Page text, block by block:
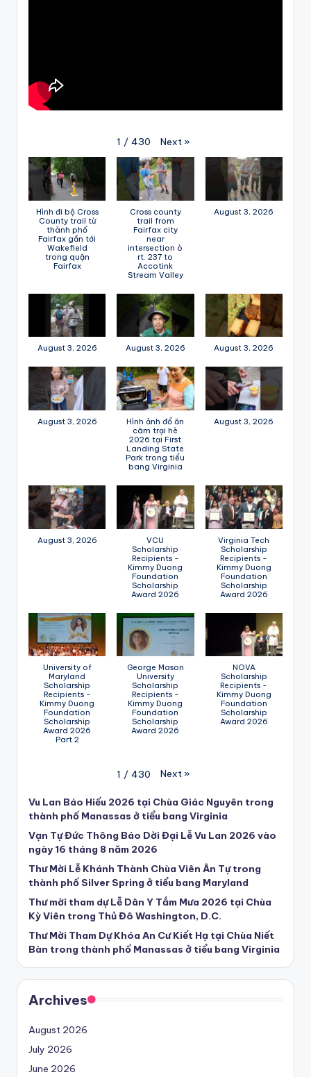
1 / 430 Next »
Hình đi bộ Cross
County trail từ
thành phố
Fairfax gần tới
Wakefield
trong quận
Fairfax
Cross county
trail from
Fairfax city
near
intersection ò
rt. 237 to
Accotink
Stream Valley
August 3, 2026
August 3, 2026 August 3, 2026 August 3, 2026
August 3, 2026
Hình ảnh đổ ăn
câm trại hè
2026 tại First
Landing State
Park trong tiểu
bang Virginia
August 3, 2026
August 3, 2026
VCU
Scholarship
Recipients -
Kimmy Duong
Foundation
Scholarship
Award 2026
Virginia Tech
Scholarship
Recipients -
Kimmy Duong
Foundation
Scholarship
Award 2026
University of
Maryland
Scholarship
Recipients -
Kimmy Duong
Foundation
Scholarship
Award 2026
Part 2
George Mason
University
Scholarship
Recipients -
Kimmy Duong
Foundation
Scholarship
Award 2026
NOVA
Scholarship
Recipients -
Kimmy Duong
Foundation
Scholarship
Award 2026
1 / 430 Next »
Vu Lan Báo Hiếu 2026 tại Chùa Giác Nguyên trong
thành phố Manassas ở tiểu bang Virginia
Vạn Tự Đức Thông Báo Dời Đại Lễ Vu Lan 2026 vào
ngày 16 tháng 8 năm 2026
Thư Mời Lễ Khánh Thành Chùa Viên Ân Tự trong
thành phố Silver Spring ở tiểu bang Maryland
Thư mời tham dự Lễ Dân Y Tắm Mưa 2026 tại Chùa
Kỳ Viên trong Thủ Đô Washington, D.C.
Thư Mời Tham Dự Khóa An Cư Kiết Hạ tại Chùa Niết
Bàn trong thành phố Manassas ở tiểu bang Virginia
Archives
August 2026
July 2026
June 2026